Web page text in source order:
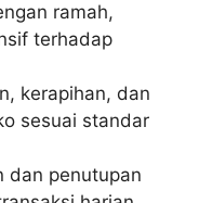
ramah,
terhadap
kerapihan, dan
sesuai standar
dan penutupan